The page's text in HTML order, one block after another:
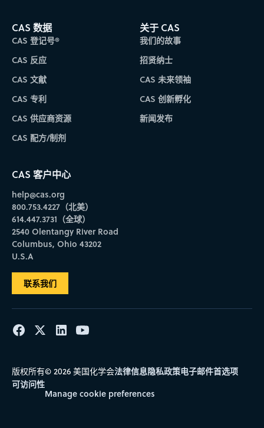
CAS 数据
CAS 登记号®
CAS 反应
CAS 文献
CAS 专利
CAS 供应商资源
CAS 配方/制剂
关于 CAS
我们的故事
招贤纳士
CAS 未来领袖
CAS 创新孵化
新闻发布
CAS 客户中心
help@cas.org
800.753.4227（北美）
614.447.3731（全球）
2540 Olentangy River Road
Columbus, Ohio 43202
U.S.A
联系我们
版权所有© 2026 美国化学会法律信息隐私政策电子邮件首选项
可访问性
Manage cookie preferences